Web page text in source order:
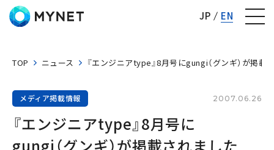
JP EN
TOP ニュース 『エンジニアtype』8月号にgungi（グンギ）が掲載
メディア掲載情報 2007.06.26
『エンジニアtype』8月号に